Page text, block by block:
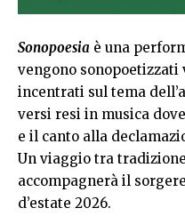
Sonopoesia è una
vengono
incentrati sul tema
versi resi in musica
e il canto alla
Un viaggio tra
accompagnerà il
d’estate 2026.